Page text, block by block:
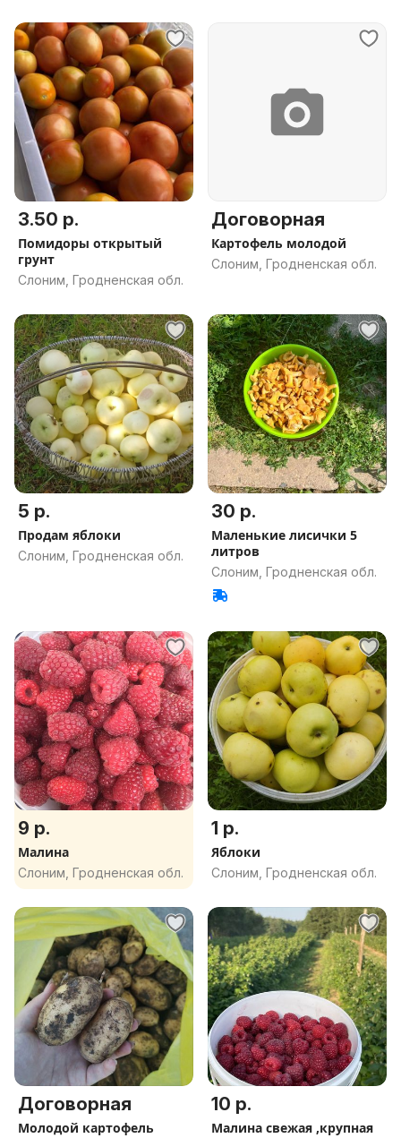
3.50 р.
Помидоры открытый
грунт
Слоним, Гродненская обл.
Договорная
Картофель молодой
Слоним, Гродненская обл.
5 р.
Продам яблоки
Слоним, Гродненская обл.
30 р.
Маленькие лисички 5
литров
Слоним, Гродненская обл.
9 р.
Малина
Слоним, Гродненская обл.
1 р.
Яблоки
Слоним, Гродненская обл.
Договорная
Молодой картофель
10 р.
Малина свежая ,крупная